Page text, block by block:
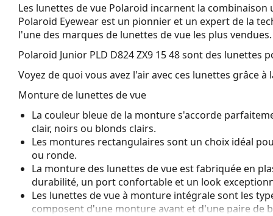
Les lunettes de vue Polaroid incarnent la
Polaroid Eyewear est un pionnier et un expert de la
l'une des marques de lunettes de vue les plus vendues.
Polaroid Junior PLD D824 ZX9 15 48sont des lunettes
Voyez de quoi vous avez l'air avec ces lunettes grâce
Monture de lunettes de vue
La couleur bleue de la monture s'accorde
clair, noirs ou blonds clairs.
Les montures rectangulaires sont un choix idéal
ou ronde.
La monture des lunettes de vue est fabriquée en
durabilité, un port confortable et un look
Les lunettes de vue à monture intégrale sont les
composent d'une monture avant et d'une paire de